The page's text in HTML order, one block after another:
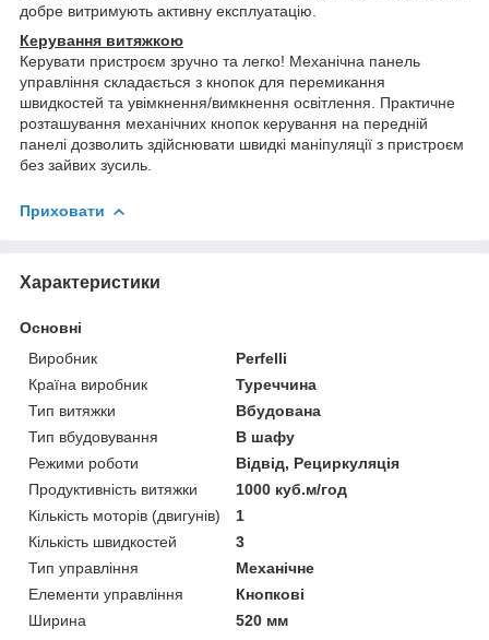
добре витримують активну експлуатацію.
Керування витяжкою
Керувати пристроєм зручно та легко! Механічна панель
управління складається з кнопок для перемикання
швидкостей та увімкнення/вимкнення освітлення. Практичне
розташування механічних кнопок керування на передній
панелі дозволить здійснювати швидкі маніпуляції з пристроєм
без зайвих зусиль.
Приховати
Характеристики
Основні
Виробник
Perfelli
Країна виробник
Туреччина
Тип витяжки
Вбудована
Тип вбудовування
В шафу
Режими роботи
Відвід, Рециркуляція
Продуктивність витяжки
1000 куб.м/год
Кількість моторів (двигунів)
1
Кількість швидкостей
3
Тип управління
Механічне
Елементи управління
Кнопкові
Ширина
520 мм